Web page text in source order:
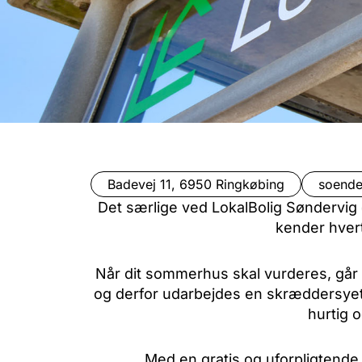
Badevej 11, 6950 Ringkøbing
Det særlige ved LokalBolig
kender
Når dit sommerhus skal vurderes,
og derfor udarbejdes en
hurtig